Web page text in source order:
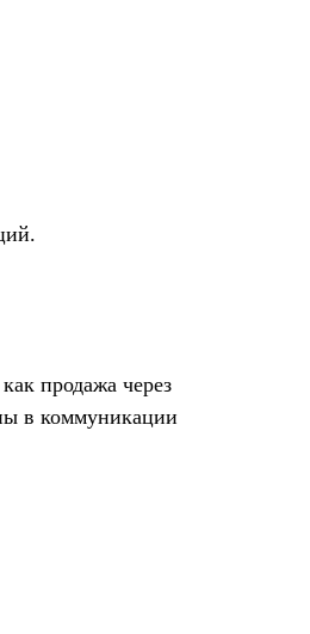
продажа через
в коммуникации